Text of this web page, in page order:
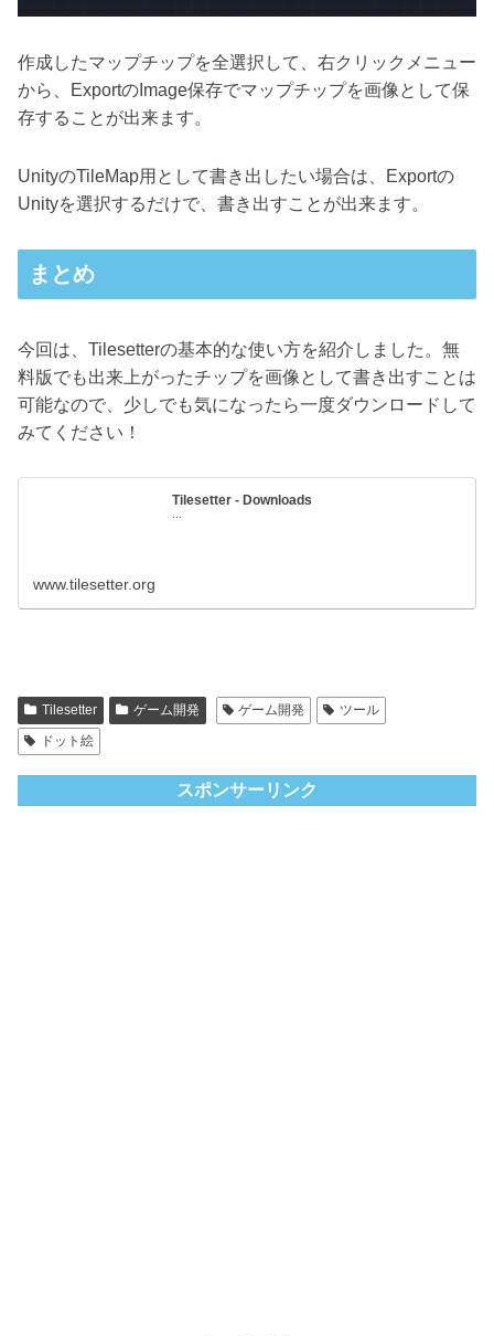
作成したマップチップを全選択して、右クリックメニュー
から、ExportのImage保存でマップチップを画像として保
存することが出来ます。
UnityのTileMap用として書き出したい場合は、Exportの
Unityを選択するだけで、書き出すことが出来ます。
まとめ
今回は、Tilesetterの基本的な使い方を紹介しました。無
料版でも出来上がったチップを画像として書き出すことは
可能なので、少しでも気になったら一度ダウンロードして
みてください！
Tilesetter - Downloads
www.tilesetter.org
Tilesetter ゲーム開発 ゲーム開発
ツール
ドット絵
スポンサーリンク